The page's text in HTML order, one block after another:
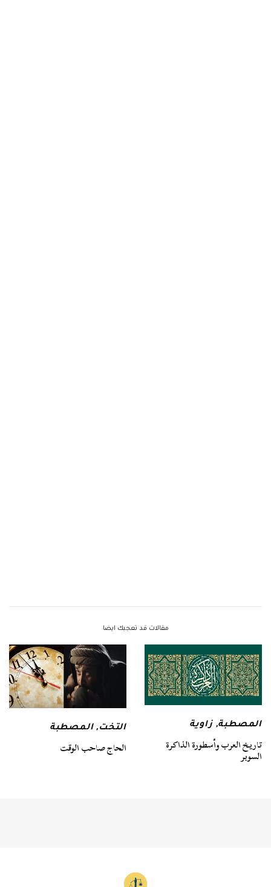
مقالات قد تعجبك ايضا
المصطبة, زاوية
تاريخ العرب وأسطورة الذاكرة
السوبر
التخت,المصطبة
الحاج صاحب الوقت